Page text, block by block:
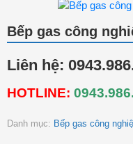
Bếp gas công
Liên hệ:
HOTLINE:
Danh mục: Bếp gas công